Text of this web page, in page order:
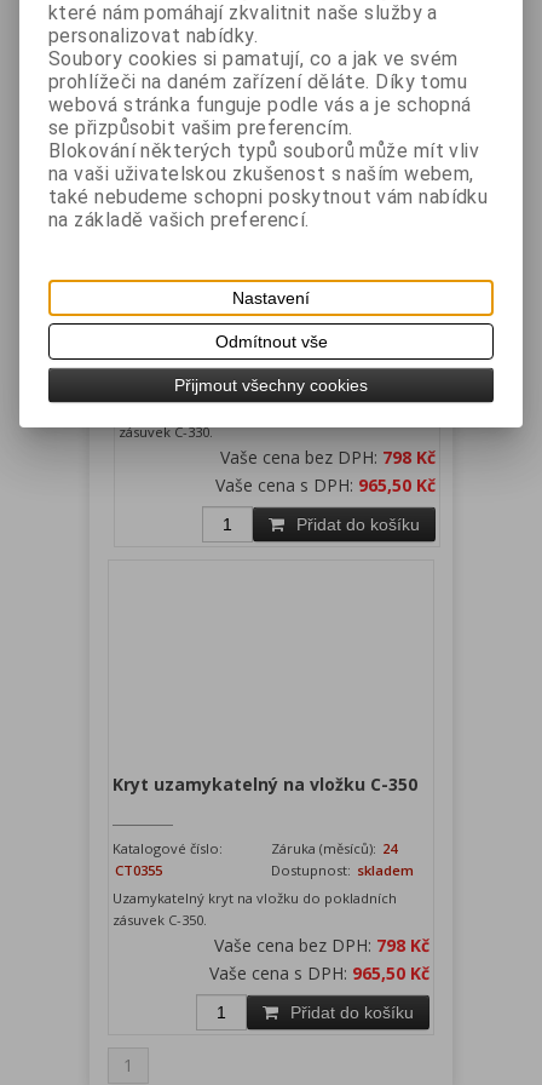
Kryt uzamykatelný na vložku C-330
Katalogové číslo:
Záruka (měsíců):24
Dostupnost:skladem
zásuvek C-330.
Vaše cena bez DPH: 798 Kč
Vaše cena s DPH: 965,50 Kč
Přidat do košíku
Kryt uzamykatelný na vložku C-350
Katalogové číslo:
CT0355
Záruka (měsíců): 24
Dostupnost: skladem
Uzamykatelný kryt na vložku do pokladních
zásuvek C-350.
Vaše cena bez DPH: 798 Kč
Vaše cena s DPH: 965,50 Kč
Přidat do košíku
1
které nám pomáhají zkvalitnit naše služby a
personalizovat nabídky.
Soubory cookies si pamatují, co a jak ve svém
prohlížeči na daném zařízení děláte. Díky tomu
webová stránka funguje podle vás a je schopná
se přizpůsobit vašim preferencím.
Blokování některých typů souborů může mít vliv
na vaši uživatelskou zkušenost s naším webem,
také nebudeme schopni poskytnout vám nabídku
na základě vašich preferencí.
Nastavení
Odmítnout vše
Přijmout všechny cookies